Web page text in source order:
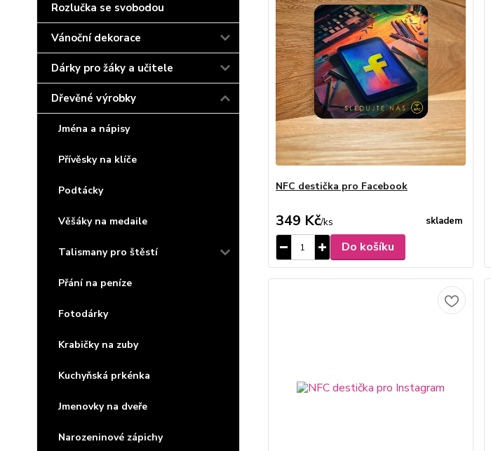
Rozlučka se svobodou
Vánoční dekorace
Dárky pro žáky a učitele
Dřevěné výrobky
Jména a nápisy
Přívěsky na klíče
Podtácky
Věšáky na medaile
Talismany pro štěstí
Přání na peníze
Fotodárky
Krabičky na zuby
Kuchyňská prkénka
Jmenovky na dveře
Narozeninové zápichy
NFC destička pro Facebook
349 Kč/ks skladem
Do košíku